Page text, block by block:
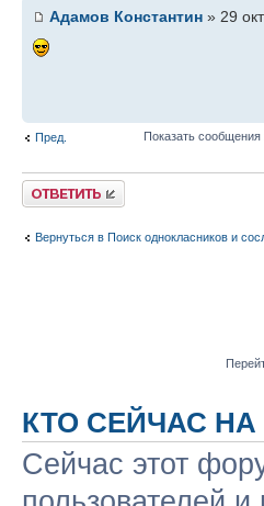
Адамов Константин » 29
Пред. Показать сообщения
Ответить
Вернуться в Поиск однокласников и
КТО СЕЙЧАС
Сейчас этот